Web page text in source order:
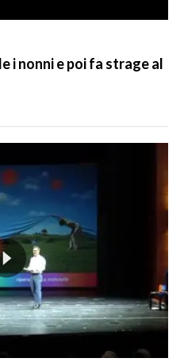
i nonni e poi fa strage al